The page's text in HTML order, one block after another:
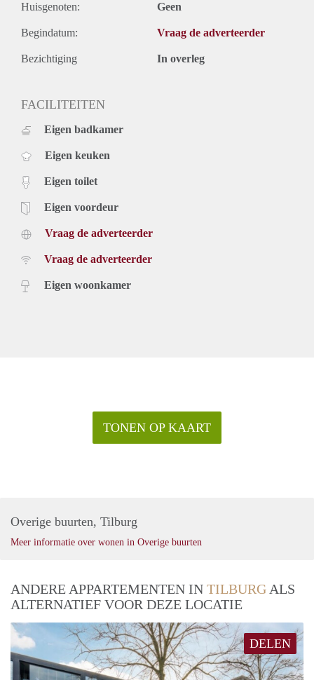
Huisgenoten: Geen
Begindatum: Vraag de adverteerder
Bezichtiging In overleg
FACILITEITEN
Eigen badkamer
Eigen keuken
Eigen toilet
Eigen voordeur
Vraag de adverteerder
Vraag de adverteerder
Eigen woonkamer
TONEN OP KAART
Overige buurten, Tilburg
Meer informatie over wonen in Overige buurten
ANDERE APPARTEMENTEN IN TILBURG ALS
ALTERNATIEF VOOR DEZE LOCATIE
DELEN